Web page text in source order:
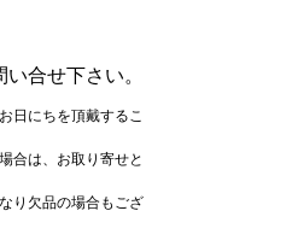
合せ下さい。
日にちを頂戴するこ
合は、お取り寄せと
り欠品の場合もござ